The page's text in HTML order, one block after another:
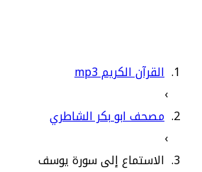
القرآن الكريم mp3
›
مصحف ابو بكر الشاطري
›
الاستماع إلى سورة يوسف